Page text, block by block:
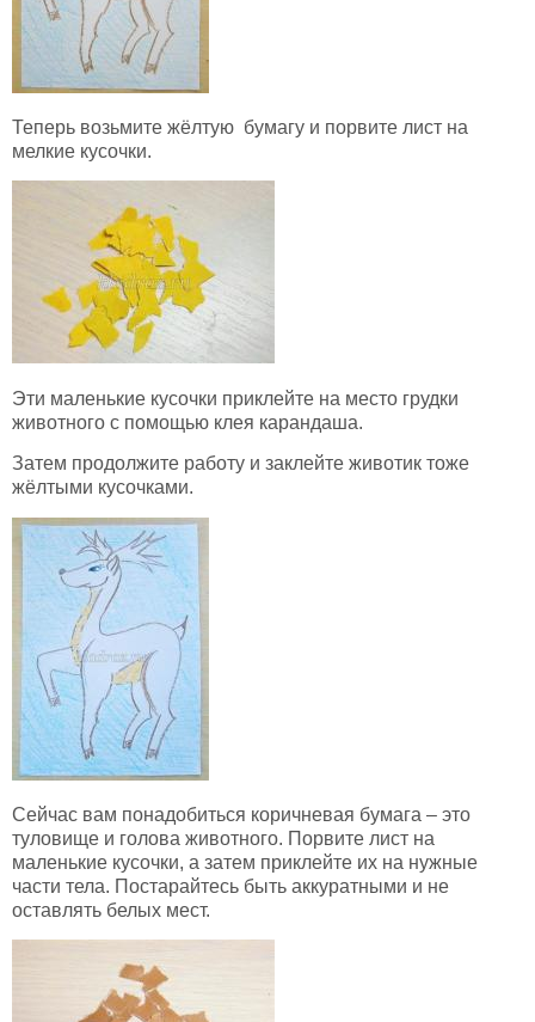
Теперь возьмите жёлтую бумагу и порвите лист на
мелкие кусочки.
Эти маленькие кусочки приклейте на место грудки
животного с помощью клея карандаша.
Затем продолжите работу и заклейте животик тоже
жёлтыми кусочками.
Сейчас вам понадобиться коричневая бумага – это
туловище и голова животного. Порвите лист на
маленькие кусочки, а затем приклейте их на нужные
части тела. Постарайтесь быть аккуратными и не
оставлять белых мест.